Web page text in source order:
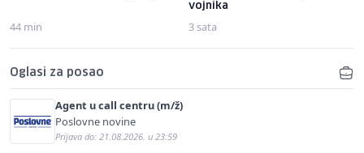
44 min
vojnika
3 sata
Oglasi za posao
Agent u call centru (m/ž)
Poslovne novine
Prijava do: 21.08.2026. u 23:59